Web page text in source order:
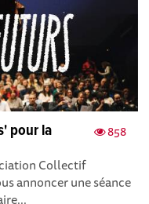
858
pour la
Collectif
annoncer une séance